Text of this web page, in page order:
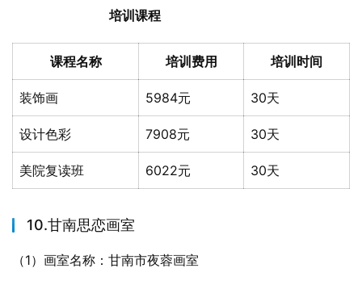
培训课程
课程名称 培训费用 培训时间
装饰画 5984元 30天
设计色彩 7908元 30天
美院复读班 6022元 30天
10.甘南思恋画室
（1）画室名称：甘南市夜蓉画室